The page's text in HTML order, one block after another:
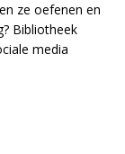
ze oefenen en
Bibliotheek
media